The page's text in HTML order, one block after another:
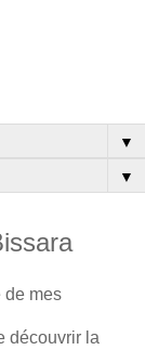
▼
▼
de mes
découvrir la